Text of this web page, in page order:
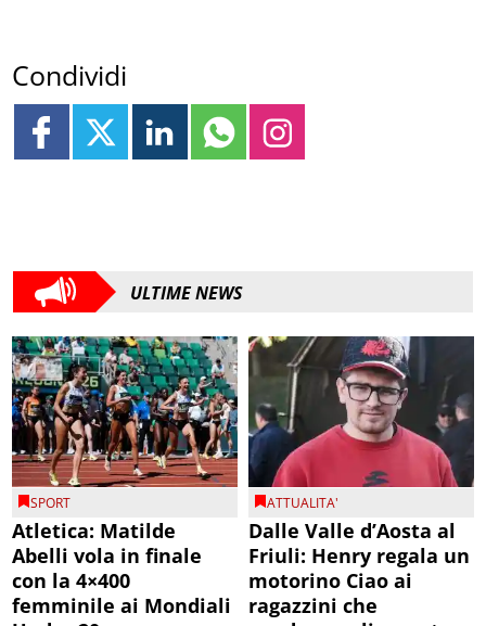
Condividi
ULTIME NEWS
SPORT
Atletica: Matilde
Abelli vola in finale
con la 4×400
femminile ai Mondiali
ATTUALITA'
Dalle Valle d’Aosta al
Friuli: Henry regala un
motorino Ciao ai
ragazzini che